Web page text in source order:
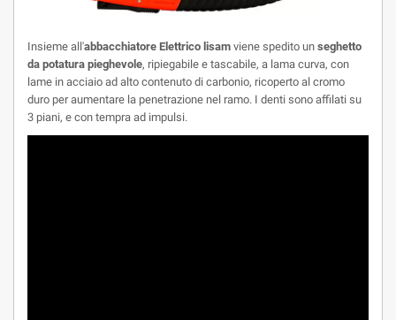
Insieme all'abbacchiatore Elettrico lisam viene spedito un seghetto
da potatura pieghevole, ripiegabile e tascabile, a lama curva, con
lame in acciaio ad alto contenuto di carbonio, ricoperto al cromo
duro per aumentare la penetrazione nel ramo. I denti sono affilati su
3 piani, e con tempra ad impulsi.